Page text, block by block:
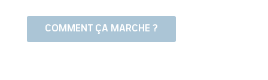
COMMENT ÇA MARCHE ?